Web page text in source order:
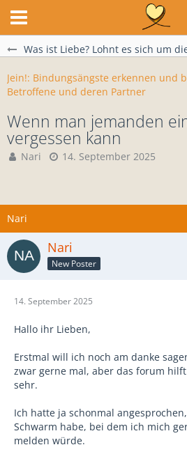
Was ist Liebe? Lohnt es sich um
Jein!: Bindungsängste erkennen und
Betroffene und deren Partner
Wenn man jemanden
vergessen kann
Nari 14. September 2025
Nari
Nari
New Poster
14. September 2025
Hallo ihr Lieben,
Erstmal will ich noch am danke
zwar gerne mal, aber das forum
sehr.
Ich hatte ja schonmal
Schwarm habe, bei dem ich mich
melden würde.